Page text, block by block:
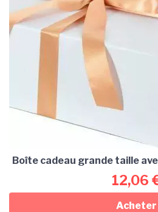
Boîte cadeau grande taille
12,06
Acheter